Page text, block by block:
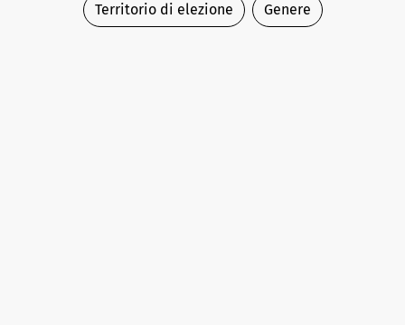
Territorio di elezione Genere